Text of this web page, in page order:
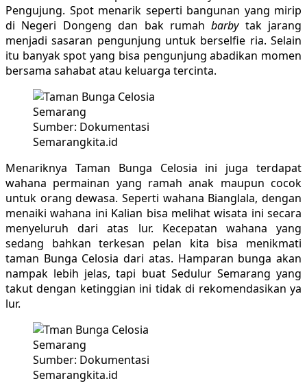
Pengujung. Spot menarik seperti bangunan yang mirip
di Negeri Dongeng dan bak rumahbarbytak jarang
menjadi sasaran pengunjung untuk berselfie ria. Selain
itu banyak spot yang bisa pengunjung abadikan momen
bersama sahabat atau keluarga tercinta.
Sumber: Dokumentasi
Semarangkita.id
Menariknya Taman Bunga Celosia ini juga terdapat
wahana permainan yang ramah anak maupun cocok
untuk orang dewasa. Seperti wahana Bianglala, dengan
menaiki wahana ini Kalian bisa melihat wisata ini secara
menyeluruh dari atas lur. Kecepatan wahana yang
sedang bahkan terkesan pelan kita bisa menikmati
taman Bunga Celosia dari atas. Hamparan bunga akan
nampak lebih jelas, tapi buat Sedulur Semarang yang
takut dengan ketinggian ini tidak di rekomendasikan ya
lur.
Sumber: Dokumentasi
Semarangkita.id